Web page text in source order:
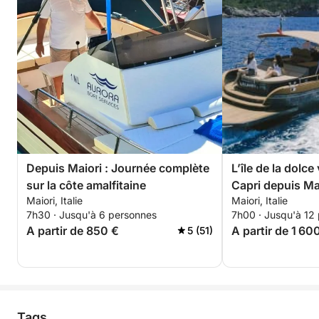
Depuis Maiori : Journée complète
sur la côte amalfitaine
Maiori, Italie
7h30 · Jusqu'à 6 personnes
A partir de 850 € 5 (51)
L’île de la
Capri depuis
Maiori, Italie
7h00 · Jusqu'à 12
A partir de 1